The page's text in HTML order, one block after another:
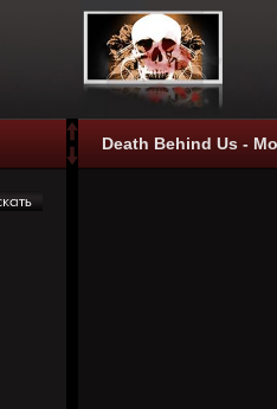
Death Behind Us -